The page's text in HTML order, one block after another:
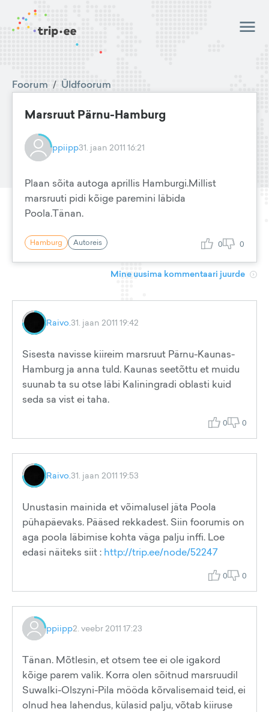
Foorum / Üldfoorum
Marsruut Pärnu-Hamburg
ppiipp31. jaan 2011 16:21
Plaan sõita autoga aprillis Hamburgi.Millist
marsruuti pidi kõige paremini läbida
Poola.Tänan.
Hamburg Autoreis 0 0
Mine uusima kommentaari juurde
Raivo.31. jaan 2011 19:42
Sisesta navisse kiireim marsruut Pärnu-Kaunas-
Hamburg ja anna tuld. Kaunas seetõttu et muidu
suunab ta su otse läbi Kaliningradi oblasti kuid
seda sa vist ei taha.
0 0
Raivo.31. jaan 2011 19:53
Unustasin mainida et võimalusel jäta Poola
pühapäevaks. Pääsed rekkadest. Siin foorumis on
aga poola läbimise kohta väga palju inffi. Loe
edasi näiteks siit : http://trip.ee/node/52247
0 0
ppiipp2. veebr 2011 17:23
Tänan. Mõtlesin, et otsem tee ei ole igakord
kõige parem valik. Korra olen sõitnud marsruudil
Suwalki-Olszyni-Pila mööda kõrvalisemaid teid, ei
olnud hea lahendus, külasid palju, võtab kiiruse